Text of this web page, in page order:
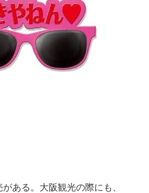
ある。大阪観光の際にも、